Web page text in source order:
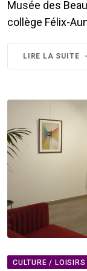
Musée des
collège Félix-
LIRE LA SUITE
CULTURE / LOISIRS